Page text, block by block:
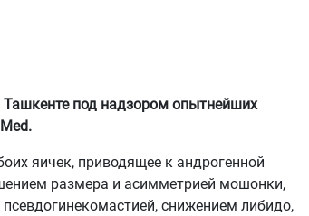
Ташкенте под надзором опытнейших
яичек, приводящее к андрогенной
размера и асимметрией мошонки,
снижением либидо,